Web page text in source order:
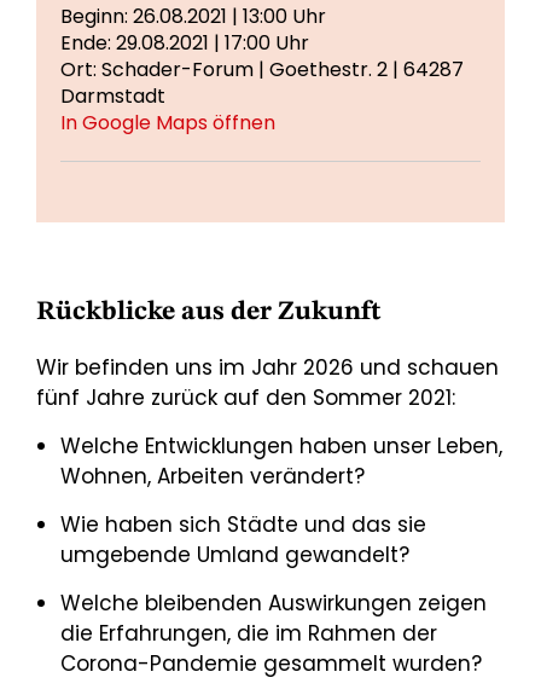
Beginn: 26.08.2021 | 13:00 Uhr
Ende: 29.08.2021 | 17:00 Uhr
Ort: Schader-Forum | Goethestr. 2 | 64287
Darmstadt
In Google Maps öffnen
Rückblicke aus der Zukunft
Wir befinden uns im Jahr 2026 und schauen
fünf Jahre zurück auf den Sommer 2021:
Welche Entwicklungen haben unser Leben,
Wohnen, Arbeiten verändert?
Wie haben sich Städte und das sie
umgebende Umland gewandelt?
Welche bleibenden Auswirkungen zeigen
die Erfahrungen, die im Rahmen der
Corona-Pandemie gesammelt wurden?